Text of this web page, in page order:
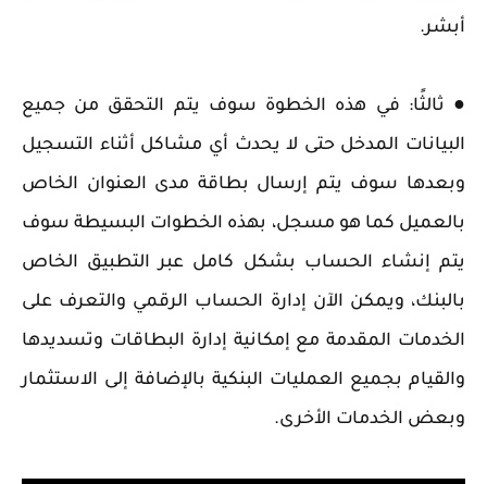
أبشر.
● ثالثًا: في هذه الخطوة سوف يتم التحقق من جميع
البيانات المدخل حتى لا يحدث أي مشاكل أثناء التسجيل
وبعدها سوف يتم إرسال بطاقة مدى العنوان الخاص
بالعميل كما هو مسجل، بهذه الخطوات البسيطة سوف
يتم إنشاء الحساب بشكل كامل عبر التطبيق الخاص
بالبنك، ويمكن الآن إدارة الحساب الرقمي والتعرف على
الخدمات المقدمة مع إمكانية إدارة البطاقات وتسديدها
والقيام بجميع العمليات البنكية بالإضافة إلى الاستثمار
وبعض الخدمات الأخرى.